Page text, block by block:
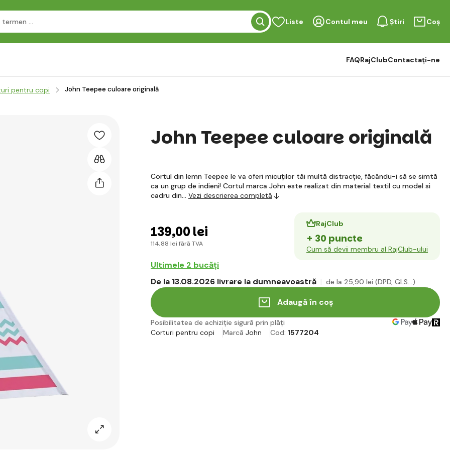
Liste Contul meu Știri Coș
FAQRajClubContactați-ne
pentru copi John Teepee culoare originală
John Teepee culoare originală
Cortul din lemn Teepee le va oferi micuților tăi multă distracție, făcându-i să se simtă
ca un grup de indieni! Cortul marca John este realizat din material textil cu model si
cadru din… Vezi descrierea completă
139,00 lei
114,88 lei fără TVA
RajClub
+ 30 puncte
Cum să devii membru al RajClub-ului
Ultimele 2 bucăți
De la 13.08.2026 livrare la dumneavoastră
de la 25,90 lei (DPD, GLS...)
Adaugă în coș
Posibilitatea de achiziție sigură prin plăți
Corturi pentru copi
Marcă John Cod: 1577204